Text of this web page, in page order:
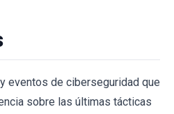
eventos de ciberseguridad que
sobre las últimas tácticas